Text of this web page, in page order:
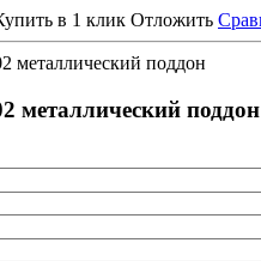
в 1 клик Отложить
металлический поддон